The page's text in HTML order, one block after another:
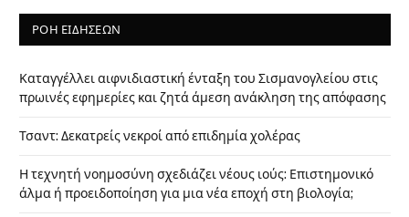
ΡΟΗ ΕΙΔΗΣΕΩΝ
Καταγγέλλει αιφνιδιαστική ένταξη του Σισμανογλείου στις
πρωινές εφημερίες και ζητά άμεση ανάκληση της απόφασης
Τσαντ: Δεκατρείς νεκροί από επιδημία χολέρας
Η τεχνητή νοημοσύνη σχεδιάζει νέους ιούς: Επιστημονικό
άλμα ή προειδοποίηση για μια νέα εποχή στη βιολογία;